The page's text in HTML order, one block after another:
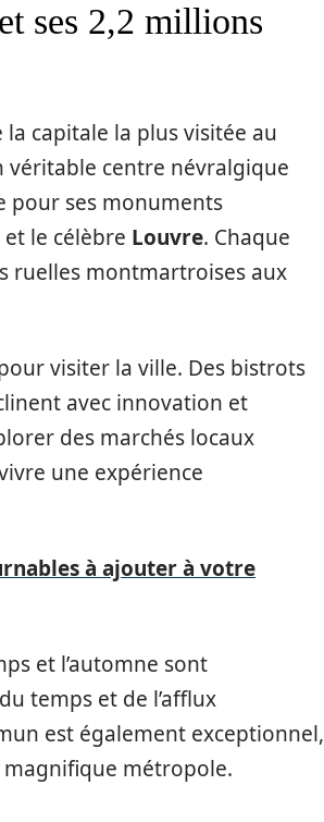
ses 2,2 millions
capitale la plus visitée au
véritable centre névralgique
pour ses monuments
et le célèbre Louvre. Chaque
ruelles montmartroises aux
visiter la ville. Des bistrots
avec innovation et
des marchés locaux
une expérience
à ajouter à votre
et l’automne sont
temps et de l’afflux
est également exceptionnel,
magnifique métropole.